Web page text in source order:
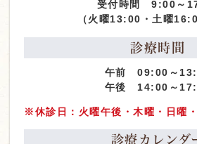
受付時間 9:00～
（火曜13:00・土曜
診療時間
午前 09:00～
午後 14:00～
※休診日：火曜午後・木曜・日曜
診療カレンダ